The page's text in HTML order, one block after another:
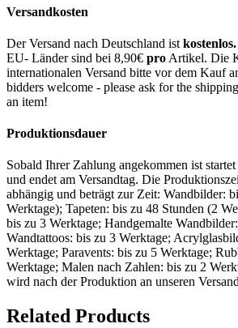
Versandkosten
Der Versand nach Deutschland ist kostenlos.
EU- Länder sind bei 8,90€ pro Artikel. Die
internationalen Versand bitte vor dem Kauf
bidders welcome - please ask for the
an item!
Produktionsdauer
Sobald Ihrer Zahlung angekommen ist
und endet am Versandtag. Die
abhängig und beträgt zur Zeit: Wandbilder:
Werktage); Tapeten: bis zu 48 Stunden (2
bis zu 3 Werktage; Handgemalte
Wandtattoos: bis zu 3 Werktage;
Werktage; Paravents: bis zu 5 Werktage;
Werktage; Malen nach Zahlen: bis zu 2
wird nach der Produktion an unseren
Related Products